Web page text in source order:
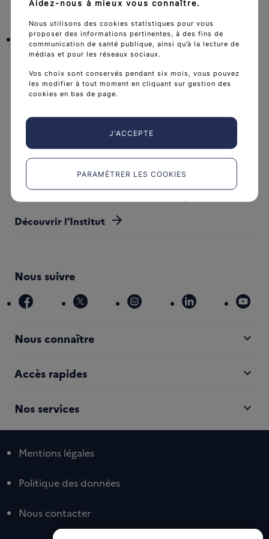
Les données d’hospitalisation
L'Institut national du cancer est l’agence d'expertise
Découvrir l’Institut arrow_forward
Nous suivre
facebook x instagram linkedin
Nous connaître expand_more
Accès rapides expand_more
Nos services expand_more
Mentions légales
Politique des données
Nous contacter
Aidez-nous à mieux vous connaître.
Nous utilisons des cookies statistiques pour vous
proposer des informations pertinentes, à des fins de
communication de santé publique, ainsi qu’à la lecture de
médias et pour les réseaux sociaux.
Vos choix sont conservés pendant six mois, vous pouvez
les modifier à tout moment en cliquant sur gestion des
cookies en bas de page.
J'ACCEPTE
PARAMÉTRER LES COOKIES